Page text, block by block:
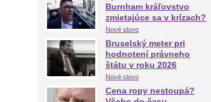
Burnham kráľovstvo
zmietajúce sa v krízach?
Nové slovo
Bruselský meter pri
hodnotení právneho
štátu v roku 2026
Nové slovo
Cena ropy nestoupá?